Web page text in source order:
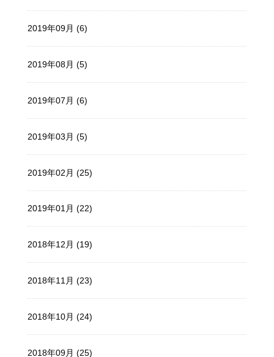
2019年09月 (6)
2019年08月 (5)
2019年07月 (6)
2019年03月 (5)
2019年02月 (25)
2019年01月 (22)
2018年12月 (19)
2018年11月 (23)
2018年10月 (24)
2018年09月 (25)